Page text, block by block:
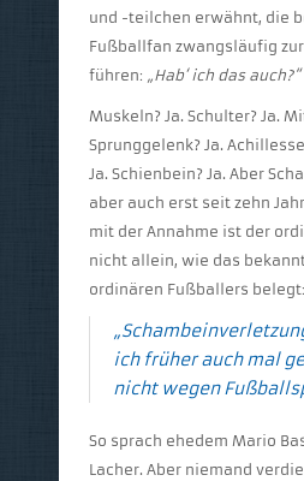
und -teilchen erwähnt, die
Fußballfan zwangsläufig
führen: „Hab‘ ich das auch?“
Muskeln? Ja. Schulter? Ja.
Sprunggelenk? Ja.
Ja. Schienbein? Ja. Aber
aber auch erst seit zehn
mit der Annahme ist der
nicht allein, wie das
ordinären Fußballers belegt:
ich früher auch mal
nicht wegen
So sprach ehedem Mario
Lacher. Aber niemand